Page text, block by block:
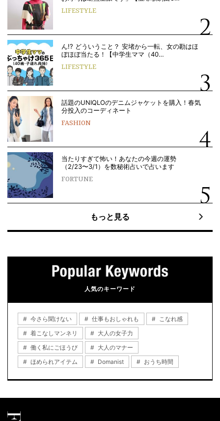
LIFESTYLE
ん!? どういうこと？ 安堵から一転、女の勘はほ
ぼほぼ当たる！【中学生ママ（40…
LIFESTYLE
話題のUNIQLOのデニムジャケットを購入！春気
分投入のコーディネート
FASHION
当たりすぎて怖い！あなたの今週の運勢
（2/23〜3/1）を数秘術占いで占います
FORTUNE
もっと見る
人気のキーワード
今さら聞けない 仕事もおしゃれも
こなれ感
着こなしマンネリ
大人の女子力
働く私にごほうび
大人のマナー
ほめられアイテム
Domanist おうち時間